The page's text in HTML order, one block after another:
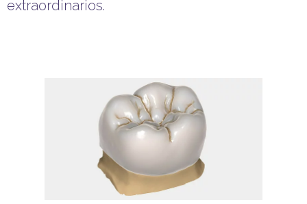
extraordinarios.
- Diseñe coronas hermosas y funcionales
con un minimo esfuerzo.
- Multiples bibliotecas anatómicas de
alta calidad.